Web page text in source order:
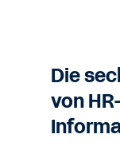
Die
von HR-